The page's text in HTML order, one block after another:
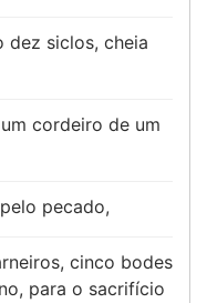
dez siclos, cheia
cordeiro de um
pecado,
cinco bodes
para o sacrifício